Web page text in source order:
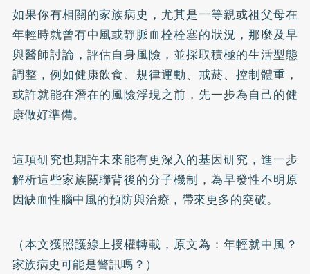
如果你有相關的家族病史，尤其是一等親或祖父母在
年輕時就曾有中風或靜脈血栓栓塞的狀況，那麼及早
與醫師討論，評估自身風險，並採取積極的生活型態
調整，例如健康飲食、規律運動、戒菸、控制體重，
或許就能在潛在的風險浮現之前，先一步為自己的健
康做好準備。
這項研究也期許未來能有更深入的基因研究，進一步
解析這些家族關聯背後的分子機制，為早發性不明原
因缺血性腦中風的預防與治療，帶來更多的突破。
（本文獲照護線上授權轉載，原文為： 年輕就中風？
家族病史可能是警訊嗎？ ）